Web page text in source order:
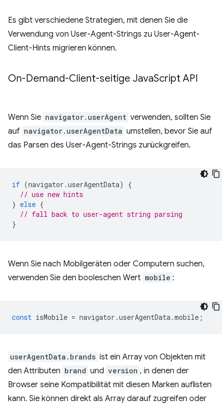
Es gibt verschiedene Strategien, mit denen Sie die
Verwendung von User-Agent-Strings zu User-Agent-
Client-Hints migrieren können.
On-Demand-Client-seitige JavaScript API
Wenn Sie navigator.userAgent verwenden, sollten Sie
auf navigator.userAgentData umstellen, bevor Sie auf
das Parsen des User-Agent-Strings zurückgreifen.
if (navigator .userAgentData)
{
// use new hints
} else {
// fall back to user-agent string parsing
}
Wenn Sie nach Mobilgeräten oder Computern suchen,
verwenden Sie den booleschen Wert mobile :
const isMobile = navigator .userAgentData.mobile ;
userAgentData.brands ist ein Array von Objekten mit
den Attributen brand und version , in denen der
Browser seine Kompatibilität mit diesen Marken auflisten
kann. Sie können direkt als Array darauf zugreifen oder